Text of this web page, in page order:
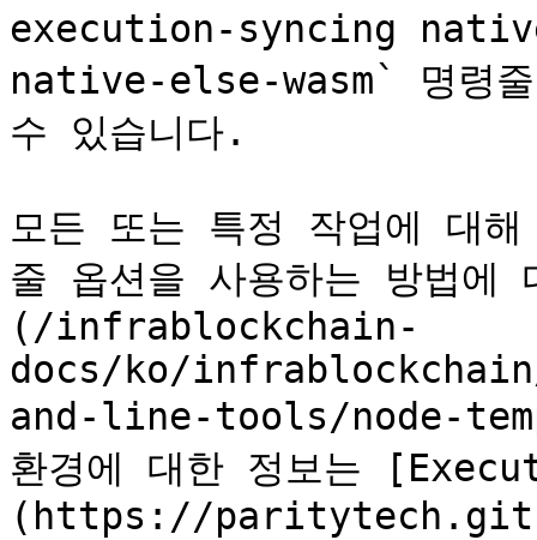
execution-syncing
native-else-wasm` 명령줄
수 있습니다.
모든 또는 특정 작업에 대
줄 옵션을 사용하는 방법
(/infrablockchain-
docs/ko/
and-line-tools/node-
환경에 대한 정보는
(https://